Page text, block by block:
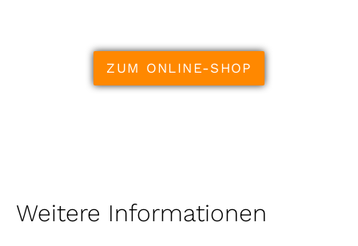
ZUM ONLINE-SHOP
Weitere Informationen